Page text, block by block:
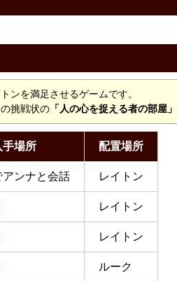
ンを満足させるゲームです。
挑戦状の 「人の心を捉える者の部屋」
手場所 配置場所
アンナと会話 レイトン
レイトン
レイトン
ルーク